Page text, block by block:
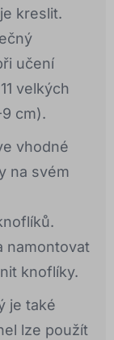
kreslit.
učení
velkých
cm).
vhodné
na svém
namontovat
knoflíky.
je také
lze použít